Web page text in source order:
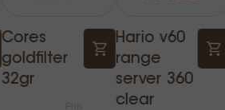
Cores
goldfilter
32gr
Hario v60
range
server 360
clear